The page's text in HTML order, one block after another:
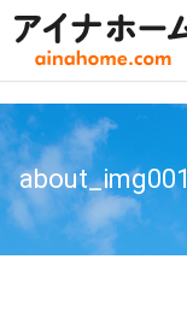
about_img001